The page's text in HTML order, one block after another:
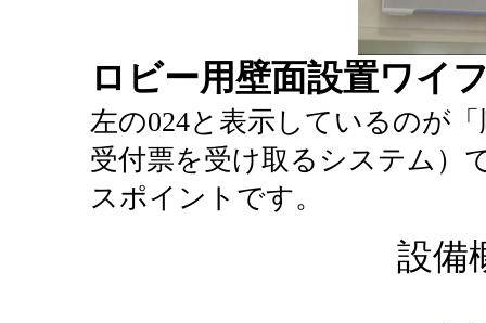
ロビー用壁面設置ワイ
左の024と表示しているのが
受付票を受け取るシステム）
スポイントです。
設備